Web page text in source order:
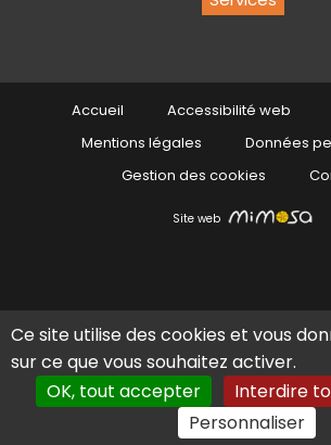
Ce site utilise des cookies et vous
sur ce que vous souhaitez activer.
OK, tout accepter
Interdire
PersonnaliserEn 1
Site web
Accueil Accessibilité web
Mentions légales
Données
Gestion des cookies